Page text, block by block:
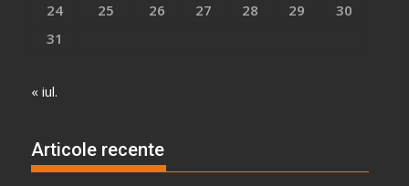
24
25 26 27 28 29
30
31
« iul.
Articole recente